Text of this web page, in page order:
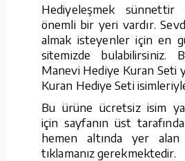
Hediyeleşmek sünnettir
önemli bir yeri vardır.
almak isteyenler için en
sitemizde bulabilirsiniz.
Manevi Hediye Kuran Seti
Kuran Hediye Seti
Bu ürüne ücretsiz isim
için sayfanın üst
hemen altında yer alan
tıklamanız gerekmektedir.